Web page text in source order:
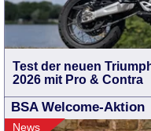
Test der neuen
2026 mit Pro & Contra
BSA Welcome-Aktion
News